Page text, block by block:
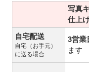
写真
仕上
自宅配送
自宅（お手元）
に送る場合
3営業
ます